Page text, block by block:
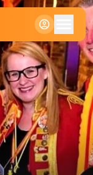
Klein
Standaard
Groot